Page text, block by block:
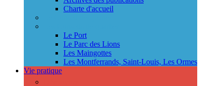
Charte d'accueil
Le Port
Le Parc des Lions
Les Maingottes
Les Montferrands, Saint-Louis, Les Ormes
Vie pratique